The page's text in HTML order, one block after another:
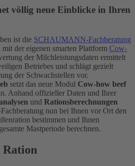
völlig neue Einblicke in Ihren
ist die SCHAUMANN-Fachberatung
der eigenen smarten Plattform Cow-
der Milchleistungsdaten ermittelt
Betriebes und schlägt gezielt
der Schwachstellen vor.
setzt das neue Modul Cow-how beef
Anhand offizieller Daten und Ihrer
und Rationsberechnungen
nun bei Ihnen vor Ort den
bestimmen und Ihnen
Mastperiode berechnen.